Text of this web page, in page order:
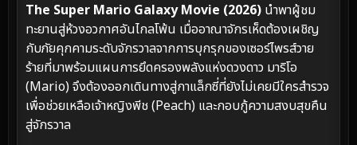
The Super Mario Galaxy Movie (2026) นำพาผู้ชม
ทะยานสู่ห้วงอวกาศอันไกลโพ้น เมื่ออาณาจักรเห็ดต้องเผชิญ
กับภัยคุกคามระดับจักรวาลจากการบุกรุกของเซอร์ไพรส์วาย
ร้ายที่มาพร้อมแผนการยึดครองพลังแห่งดวงดาว มาริโอ
(Mario) จึงต้องออกเดินทางสู่กาแล็กซี่ที่ยังไม่เคยมีใครสำรวจ
เพื่อช่วยเหลือเจ้าหญิงพีช (Peach) และกอบกู้ความสงบสุขคืน
สู่จักรวาล